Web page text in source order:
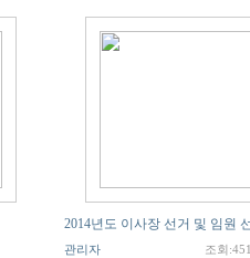
2014년도 이사장 선거 및 임원
관리자 조회